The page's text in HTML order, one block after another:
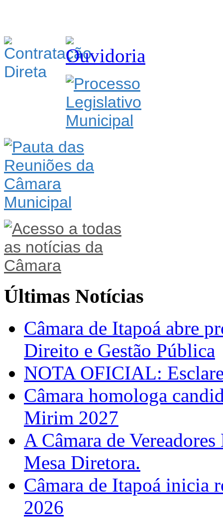
Últimas Notícias
Câmara de Itapoá abre
Direito e Gestão Pública
NOTA OFICIAL:
Câmara homologa
Mirim 2027
A Câmara de
Mesa Diretora.
Câmara de Itapoá inicia
2026